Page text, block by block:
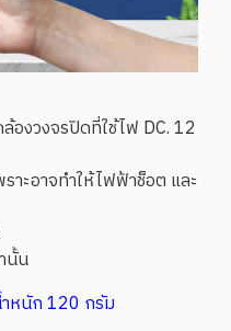
งวงจรปิดที่ใช้ไฟ DC. 12
าะอาจทำให้ไฟฟ้าช็อต และ
นั้น
หนัก 120 กรัม